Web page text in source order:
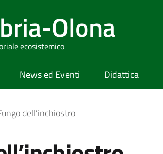
Olona
ecosistemico
News ed Eventi Didattica
dell’inchiostro